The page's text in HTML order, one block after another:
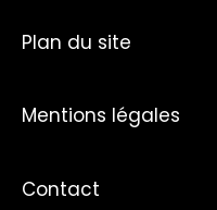
Plan du site
Mentions légales
Contact